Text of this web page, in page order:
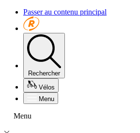
Passer au contenu principal
Rechercher
Vélos
Menu
Menu